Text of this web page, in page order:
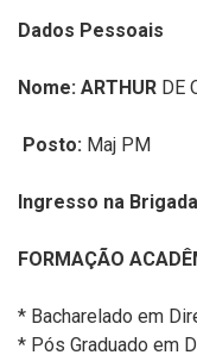
Dados Pessoais
Nome: ARTHUR DE
Posto: Maj PM
Ingresso na
FORMAÇÃO
* Bacharelado em
* Pós Graduado em